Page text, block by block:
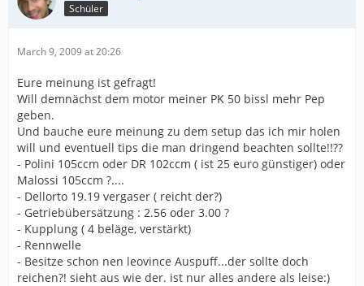
Schüler
March 9, 2009 at 20:26
Eure meinung ist gefragt!
Will demnächst dem motor meiner PK 50 bissl mehr Pep
geben.
Und bauche eure meinung zu dem setup das ich mir holen
will und eventuell tips die man dringend beachten sollte!!??
- Polini 105ccm oder DR 102ccm ( ist 25 euro günstiger) oder
Malossi 105ccm ?....
- Dellorto 19.19 vergaser ( reicht der?)
- Getriebübersätzung : 2.56 oder 3.00 ?
- Kupplung ( 4 beläge, verstärkt)
- Rennwelle
- Besitze schon nen leovince Auspuff...der sollte doch
reichen?! sieht aus wie der. ist nur alles andere als leise:)